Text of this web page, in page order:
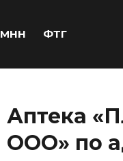
МНН ФТГ
Аптека
ООО» по